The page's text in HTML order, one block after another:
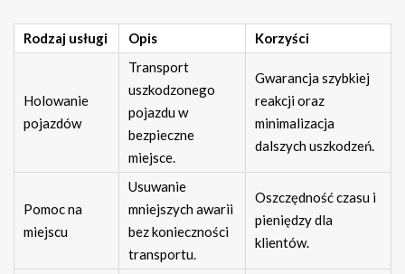
Rodzaj usługi Opis Korzyści
Holowanie
pojazdów
Transport
uszkodzonego
pojazdu w
bezpieczne
miejsce.
Gwarancja szybkiej
reakcji oraz
minimalizacja
dalszych uszkodzeń.
Pomoc na
miejscu
Usuwanie
mniejszych awarii
bez konieczności
transportu.
Oszczędność czasu i
pieniędzy dla
klientów.